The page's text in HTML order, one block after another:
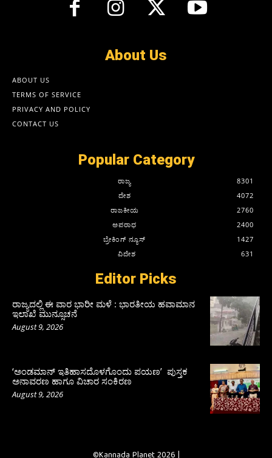
About Us
ABOUT US
TERMS OF SERVICE
PRIVACY AND POLICY
CONTACT US
Popular Category
ರಾಜ್ಯ
8301
ದೇಶ
4072
ರಾಜಕೀಯ
2760
ಅಪರಾಧ
2400
ಬ್ರೇಕಿಂಗ್ ನ್ಯೂಸ್
1427
ವಿದೇಶ
631
Editor Picks
ರಾಜ್ಯದಲ್ಲಿ ಈ ವಾರ ಭಾರೀ ಮಳೆ : ಭಾರತೀಯ ಹವಾಮಾನ
ಇಲಾಖೆ ಮುನ್ಸೂಚನೆ
August 9, 2026
‘ಅಂಡಮಾನ್ ಇತಿಹಾಸದೊಳಗೊಂದು ಪಯಣ’ ಪುಸ್ತಕ
ಅನಾವರಣ ಹಾಗೂ ವಿಚಾರ ಸಂಕಿರಣ
August 9, 2026